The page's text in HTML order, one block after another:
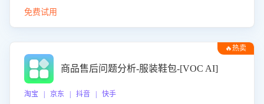
免费试用
🔥热卖
商品售后问题分析-服装鞋包-[VOC AI]
淘宝 | 京东 | 抖音 | 快手